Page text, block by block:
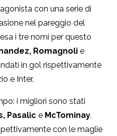
con una serie di
nel pareggio del
i tre nomi per questo
Romagnoli e
in gol rispettivamente
e Inter.
i migliori sono stati
Pasalic e McTominay.
con le maglie